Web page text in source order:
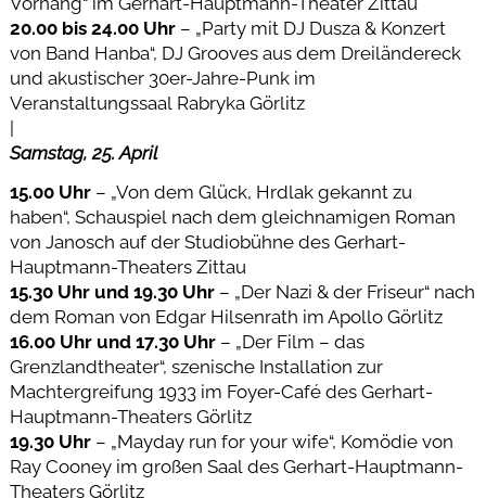
20.00 bis 24.00 Uhr– „Party mit DJ Dusza & Konzert
von Band Hanba“, DJ Grooves aus dem Dreiländereck
und akustischer 30er-Jahre-Punk im
Veranstaltungssaal Rabryka Görlitz
|
Samstag, 25. April
15.00 Uhr – „Von dem Glück, Hrdlak gekannt zu
haben“, Schauspiel nach dem gleichnamigen Roman
von Janosch auf der Studiobühne des Gerhart-
Hauptmann-Theaters Zittau
15.30 Uhr und 19.30 Uhr – „Der Nazi & der Friseur“ nach
dem Roman von Edgar Hilsenrath im Apollo Görlitz
16.00 Uhr und 17.30 Uhr – „Der Film – das
Grenzlandtheater“, szenische Installation zur
Machtergreifung 1933 im Foyer-Café des Gerhart-
Hauptmann-Theaters Görlitz
19.30 Uhr– „Mayday run for your wife“, Komödie von
Ray Cooney im großen Saal des Gerhart-Hauptmann-
Theaters Görlitz